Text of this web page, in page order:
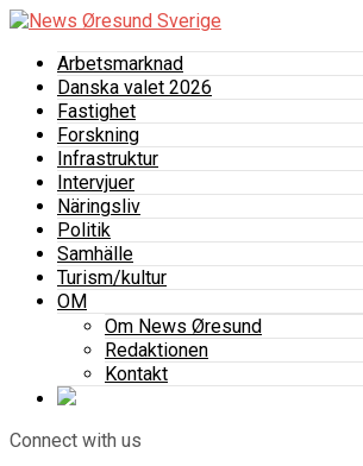
Arbetsmarknad
Danska valet 2026
Fastighet
Forskning
Infrastruktur
Intervjuer
Näringsliv
Politik
Samhälle
Turism/kultur
OM
Om News Øresund
Redaktionen
Kontakt
Connect with us